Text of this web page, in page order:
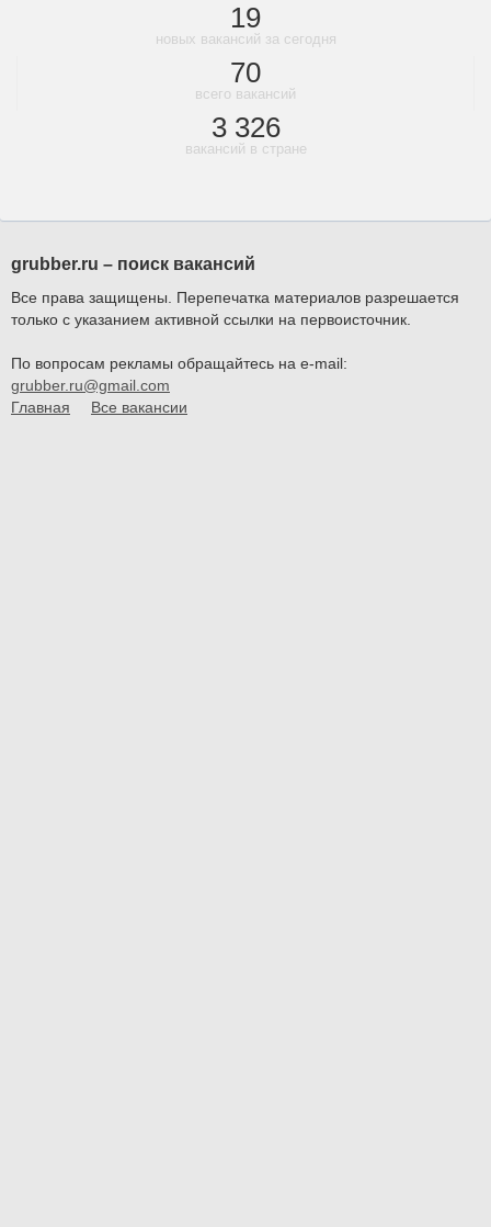
19
новых вакансий за сегодня
70
всего вакансий
3 326
вакансий в стране
grubber.ru – поиск вакансий
Все права защищены. Перепечатка материалов разрешается
только с указанием активной ссылки на первоисточник.
По вопросам рекламы обращайтесь на e-mail:
grubber.ru@gmail.com
Главная
Все вакансии